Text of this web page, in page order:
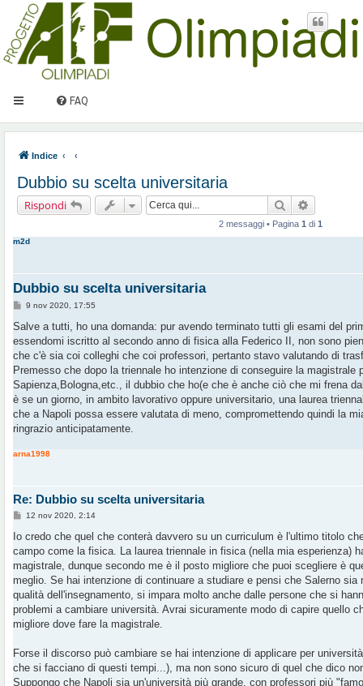
FAQ
Indice
Dubbio su scelta universitaria
Rispondi Cerca
2 messaggi • Pagina 1 di 1
m2d
Dubbio su scelta universitaria
M
s
a
g
i
o
9 nov 2020, 17:55
Salve a tutti, ho una domanda: pur avendo terminato tutti gli esami del
essendomi iscritto al secondo anno di fisica alla Federico II, non sono
che c'è sia coi colleghi che coi professori, pertanto stavo valutando di
Premesso che dopo la triennale ho intenzione di conseguire la magistrale
Sapienza,Bologna,etc., il dubbio che ho(e che è anche ciò che mi frena
è se un giorno, in ambito lavorativo oppure universitario, una laurea
che a Napoli possa essere valutata di meno, compromettendo quindi la
ringrazio anticipatamente.
arna1998
Re: Dubbio su scelta universitaria
M
s
a
g
i
o
12 nov 2020, 2:14
Io credo che quel che conterà davvero su un curriculum è l'ultimo titolo
campo come la fisica. La laurea triennale in fisica (nella mia esperienza)
magistrale, dunque secondo me è il posto migliore che puoi scegliere è
meglio. Se hai intenzione di continuare a studiare e pensi che Salerno
qualità dell'insegnamento, si impara molto anche dalle persone che si
problemi a cambiare università. Avrai sicuramente modo di capire quello
migliore dove fare la magistrale.
Forse il discorso può cambiare se hai intenzione di applicare per
che si facciano di questi tempi...), ma non sono sicuro di quel che dico
Suppongo che Napoli sia un'università più grande, con professori più